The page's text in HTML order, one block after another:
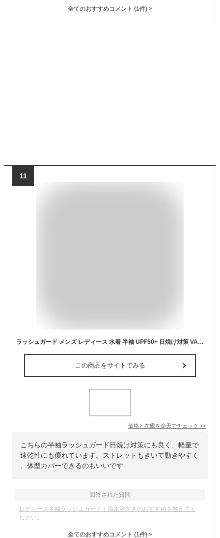
全てのおすすめコメント (1件) >
11
ラッシュガード メンズ レディース 水着 半袖 UPF50+ 日焼け対策 VAXPOT(バックスポット) VA-4010 ラッシュ ガード 男性 女性 体型カバー クイックドライ 速乾 軽量 ストレッチ[返品交換不可]
この商品をサイトでみる
価格と在庫を楽天でチェック >>
こちらの半袖ラッシュガード日焼け対策にも良く、軽量で
速乾性にも優れています。ストレットもきいて動きやすく
、体型カバーできるのもいいです
回答された質問
レディース半袖ラッシュガード｜海水浴向きのおすすめを教えてく
ださい。
全てのおすすめコメント (1件) >